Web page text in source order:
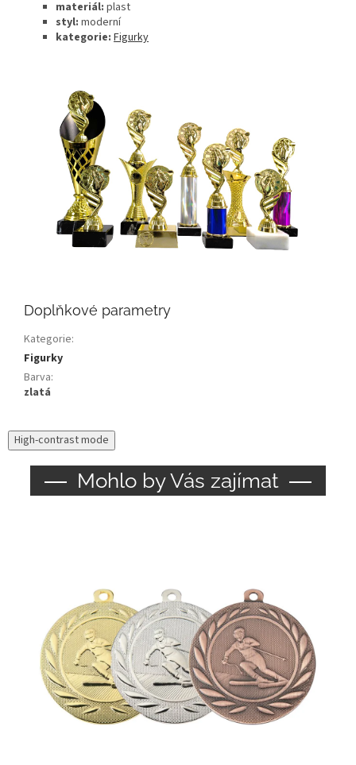
materiál: plast
styl: moderní
kategorie: Figurky
Doplňkové parametry
Kategorie:
Figurky
Barva:
zlatá
High-contrast mode
Mohlo by Vás zajímat